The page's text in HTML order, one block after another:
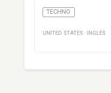
TECHNO
UNITED STATES · INGLÉS